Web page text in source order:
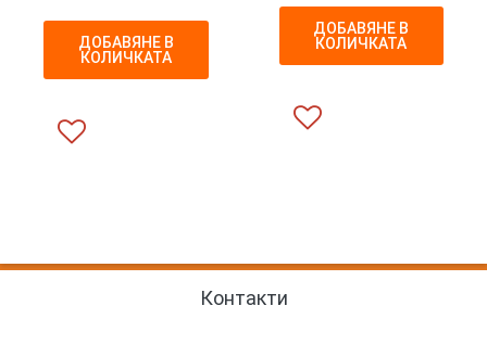
ДОБАВЯНЕ В
КОЛИЧКАТА
ДОБАВЯНЕ В
КОЛИЧКАТА
Контакти